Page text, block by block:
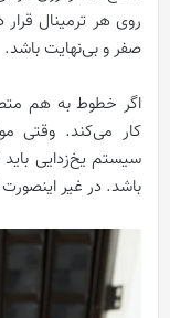
روی هر ترمینال
صفر و بی‌نهایت باشد.
اگر خطوط به هم
کار می‌کند. وقتی
باشد. در غیر